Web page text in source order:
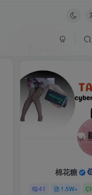
棉花糖
41 1.5W+